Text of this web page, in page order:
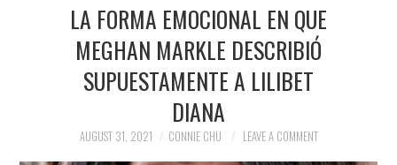
LA FORMA EMOCIONAL EN QUE
MEGHAN MARKLE DESCRIBIÓ
SUPUESTAMENTE A LILIBET
DIANA
AUGUST 31, 2021 CONNIE CHU LEAVE A COMMENT